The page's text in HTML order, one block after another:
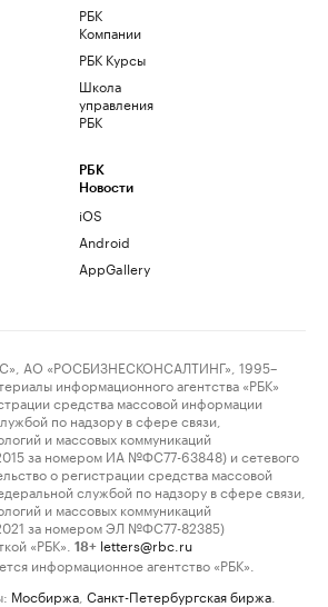
РБК
Компании
РБК Курсы
Школа
управления
РБК
РБК
Новости
iOS
Android
AppGallery
АО «РОСБИЗНЕСКОНСАЛТИНГ», 1995–
информационного агентства «РБК»
средства массовой информации
по надзору в сфере связи,
и массовых коммуникаций
за номером ИА №ФС77-63848) и сетевого
о регистрации средства массовой
службой по надзору в сфере связи,
и массовых коммуникаций
за номером ЭЛ №ФС77-82385)
«РБК».
18+ letters@rbc.ru
информационное агентство «РБК».
Мосбиржа Санкт-Петербургская биржа